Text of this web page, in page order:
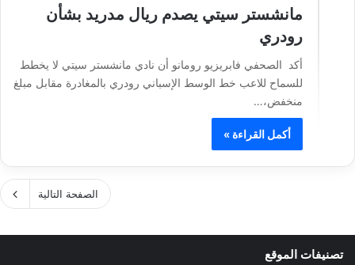
مانشستر سيتي يصدم ريال مدريد بشأن
رودري
أكد الصحفي فابريزيو رومانو أن نادي مانشستر سيتي لا يخطط
للسماح للاعب خط الوسط الإسباني رودري بالمغادرة مقابل مبلغ
منخفض،…
أكمل القراءة »
الصفحة التالية
تصنيفات الموقع